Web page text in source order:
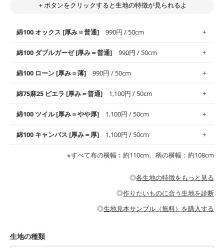
＋ボタンをクリックすると生地の特徴が見られるよ
綿100 オックス [厚み＝普通] 990円 / 50cm
使いやすさNo.1！しなやかさと適度な張りを併せ持ち、通気性の
高さがオックス生地の特徴です。当サイトのオックス生地は、
般にお使いいただけます。
※レッスンバッグ、上履き袋などの通園通学グッズにはツイル生
・布団カバーなどの寝具、カーテン
綿100 ダブルガーゼ [厚み＝普通] 990円 / 50cm
柔らかくふんわりとした肌触りが特徴です。ベビー用品やハンカ
チなど直接肌に触れるアイテムに最適です。高い吸湿性・通気性
す。
・スタイ、おくるみなどのベビーグッズ
・ブラウス、チュニック、ワンピースなどの洋服
・パジャマなどの寝具
綿100 ローン [厚み＝薄] 990円 / 50cm
上質で薄手の平織りの生地です。軽やかさとなめらかな手触りの
良さが魅力。透け感があるので、涼しげなトップスなどに最適で
・ブラウス、シャツ、チュニックなどのトップス
綿75麻25 ビエラ [厚み＝普通] 1,100円 / 50cm
コットン75％リネン25％の当店のビエラ生地は、オックス生地よ
りもふんわりとした柔らかい質感と適度な落ち感を感じられるの
綿100 ツイル [厚み＝やや厚] 1,100円 / 50cm
綾織りの生地です。しっかりとした張りと厚みがありながらも柔
らかいのが特徴です。生地の厚みは中厚手です。1枚でも透け感
・カーテン、エプロン、テーブルクロスなどの暮らしのアイテム
・パンツ、タックスカートなどのボトムス
もっと詳しく見る
綿100 キャンバス [厚み＝厚] 1,100円 / 50cm
耐久性があります。トートバッグ・ポーチ・ペンケースなどの布
小物、インテリア用品に向いています。
・工作用エプロン
※すべて布の横幅：約110cm、柄の横幅：約108cm
◎各生地の特徴をもっと見る
◎作りたいものに合う生地を診断
◎生地見本サンプル（無料）を購入する
生地の種類